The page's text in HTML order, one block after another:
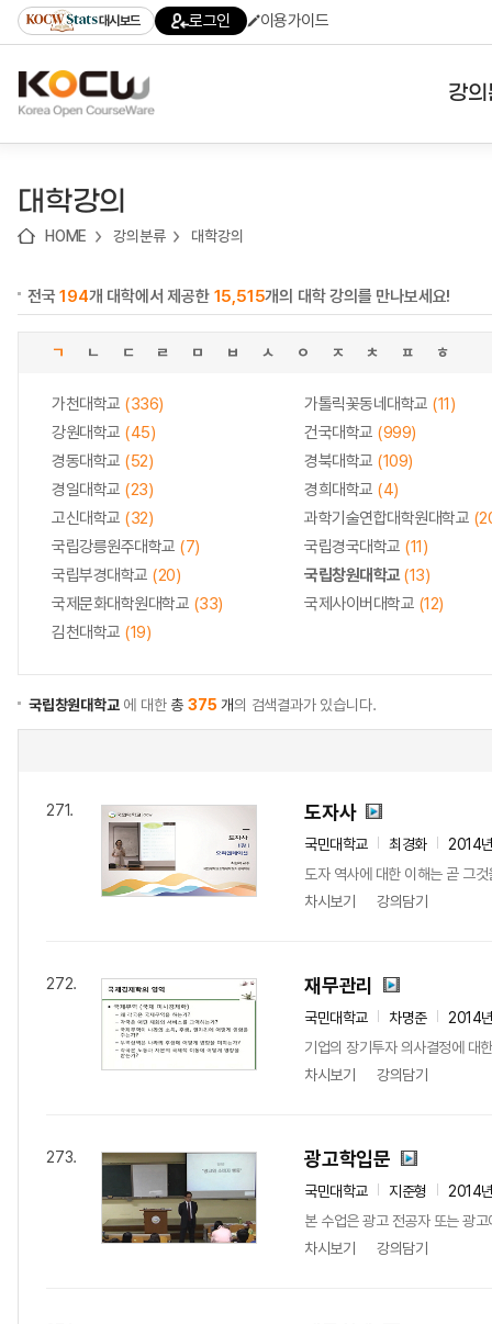
기
기
기
content)
가
대시보드 로그인 이용가이드
강
대학강의
HOME 강의분류 대학강의
전국194개 대학에서 제공한 15,515개의 대학 강의를 만나보세요!
ㄱ ㄴ ㄷ ㄹ ㅁ ㅂ ㅅ ㅇ ㅈ ㅊ ㅍ ㅎ
가천대학교 (336) 가톨릭꽃동네대학교 (11)
강원대학교 (45) 건국대학교 (999)
경동대학교 (52) 경북대학교 (109)
경일대학교 (23) 경희대학교 (4)
고신대학교 (32) 과학기술연합대학원대학교
국립강릉원주대학교 (7) 국립경국대학교 (11)
국립부경대학교 (20) 국립창원대학교(13)
국제문화대학원대학교 (33) 국제사이버대학교 (12)
김천대학교 (19)
국립창원대학교에 대한총375 개의 검색결과가 있습니다.
271. 도자사
국민대학교 최경화
2014
도자 역사에 대한 이해는 곧 그
차시보기
강의담기
272. 재무관리
국민대학교 차명준
2014
기업의 장기투자 의사결정에 대
차시보기
강의담기
273. 광고학입문
국민대학교 지준형
2014
본 수업은 광고 전공자 또는 광
차시보기
강의담기